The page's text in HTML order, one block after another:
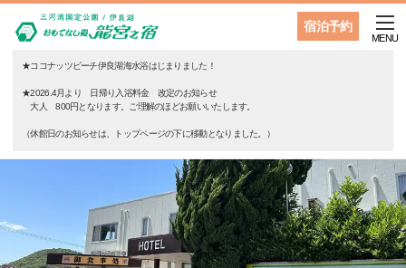
宿泊予約
MENU
★ココナッツビーチ伊良湖海水浴はじまりました！
★2026.4月より 日帰り入浴料金 改定のお知らせ
大人 800円となります。ご理解のほどお願いいたします。
（休館日のお知らせは、トップページの下に移動となりました。）